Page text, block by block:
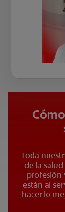
Toda
de la
profesión
están al
hacer lo